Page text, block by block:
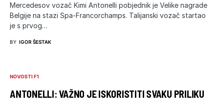
Mercedesov vozač Kimi Antonelli pobjednik je Velike nagrade
Belgije na stazi Spa-Francorchamps. Talijanski vozač startao
je s prvog…
BY IGOR ŠESTAK
NOVOSTI F1
ANTONELLI: VAŽNO JE ISKORISTITI SVAKU PRILIKU